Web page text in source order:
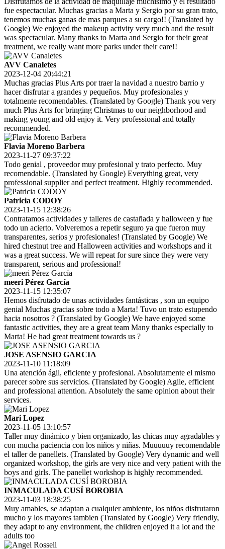
fue espectacular. Muchas gracias a Marta y Sergio por su gran trato,
tenemos muchas ganas de mas parques a su cargo!! (Translated by
Google) We enjoyed the makeup activity very much and the result
was spectacular. Many thanks to Marta and Sergio for their great
treatment, we really want more parks under their care!!
AVV Canaletes
2023-12-04 20:44:21
Muchas gracias Plus Arts por traer la navidad a nuestro barrio y
hacer disfrutar a grandes y pequeños. Muy profesionales y
totalmente recomendables. (Translated by Google) Thank you very
much Plus Arts for bringing Christmas to our neighborhood and
making young and old enjoy it. Very professional and totally
recommended.
Flavia Moreno Barbera
2023-11-27 09:37:22
Todo genial , proveedor muy profesional y trato perfecto. Muy
recomendable. (Translated by Google) Everything great, very
professional supplier and perfect treatment. Highly recommended.
Patricia CODOY
2023-11-15 12:38:26
Contratamos actividades y talleres de castañada y halloween y fue
todo un acierto. Volveremos a repetir seguro ya que fueron muy
transparentes, serios y profesionales! (Translated by Google) We
hired chestnut tree and Halloween activities and workshops and it
was a great success. We will repeat for sure since they were very
transparent, serious and professional!
meeri Pérez García
2023-11-15 12:35:07
Hemos disfrutado de unas actividades fantásticas , son un equipo
genial Muchas gracias sobre todo a Marta! Tuvo un trato estupendo
hacia nosotros ? (Translated by Google) We have enjoyed some
fantastic activities, they are a great team Many thanks especially to
Marta! He had great treatment towards us ?
JOSE ASENSIO GARCIA
2023-11-10 11:18:09
Una atención ágil, eficiente y profesional. Absolutamente el mismo
parecer sobre sus servicios. (Translated by Google) Agile, efficient
and professional attention. Absolutely the same opinion about their
services.
Mari Lopez
2023-11-05 13:10:57
Taller muy dinámico y bien organizado, las chicas muy agradables y
con mucha paciencia con los niños y niñas. Muuuuuy recomendable
el taller de panellets. (Translated by Google) Very dynamic and well
organized workshop, the girls are very nice and very patient with the
boys and girls. The panellet workshop is highly recommended.
INMACULADA CUSÍ BOROBIA
2023-11-03 18:38:25
Muy amables, se adaptan a cualquier ambiente, los niños disfrutaron
mucho y los mayores tambien (Translated by Google) Very friendly,
they adapt to any environment, the children enjoyed it a lot and the
adults too